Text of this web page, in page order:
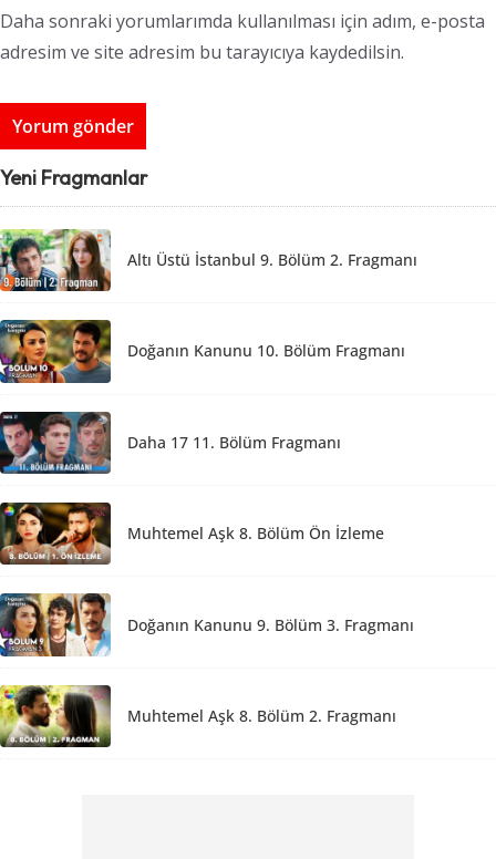
Daha sonraki yorumlarımda kullanılması için adım, e-posta
adresim ve site adresim bu tarayıcıya kaydedilsin.
Yeni Fragmanlar
Altı Üstü İstanbul 9. Bölüm 2. Fragmanı
Doğanın Kanunu 10. Bölüm Fragmanı
Daha 17 11. Bölüm Fragmanı
Muhtemel Aşk 8. Bölüm Ön İzleme
Doğanın Kanunu 9. Bölüm 3. Fragmanı
Muhtemel Aşk 8. Bölüm 2. Fragmanı